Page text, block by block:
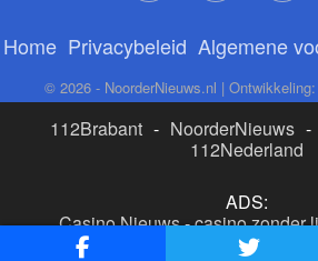
Home Privacybeleid Algemene
© 2026 - NoorderNieuws.nl | Ontwikkeling:
112Brabant - NoorderNieuws -
112Nederland
ADS:
Casino Nieuws-casino zonder
buitenlandse site
beste online